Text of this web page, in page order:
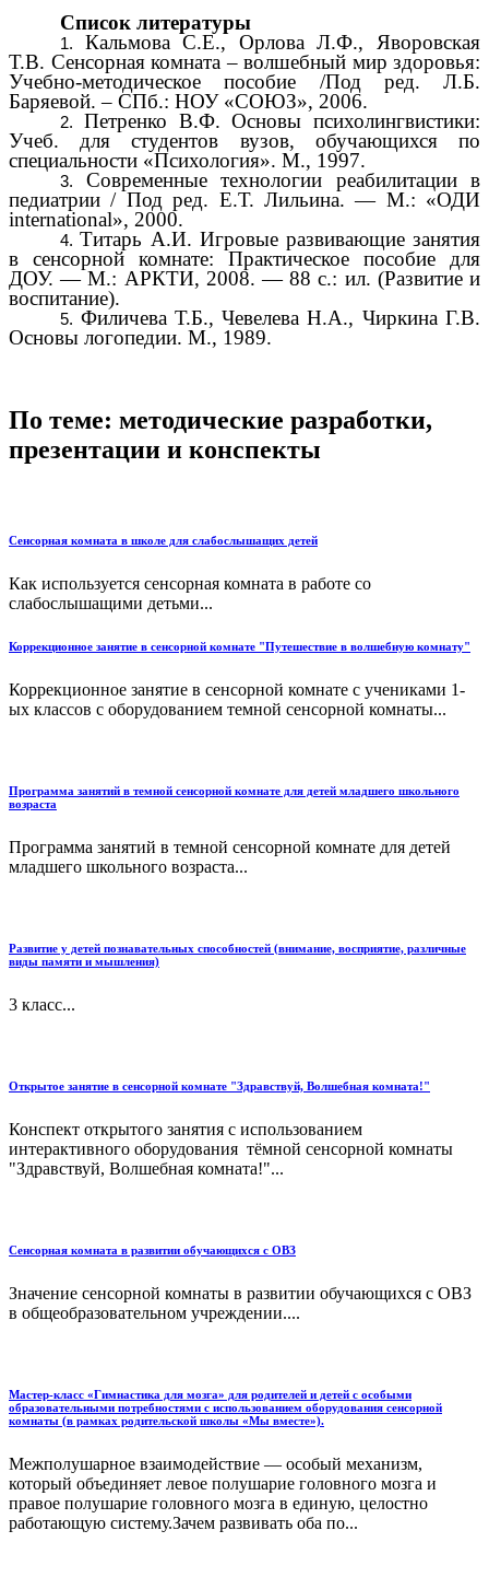
Список литературы
Кальмова С.Е., Орлова Л.Ф., Яворовская
Т.В. Сенсорная комната – волшебный мир здоровья:
Учебно-методическое пособие /Под ред. Л.Б.
Баряевой. – СПб.: НОУ «СОЮЗ», 2006.
Петренко В.Ф. Основы психолингвистики:
Учеб. для студентов вузов, обучающихся по
специальности «Психология». М., 1997.
Современные технологии реабилитации в
педиатрии / Под ред. Е.Т. Лильина. — М.: «ОДИ
international», 2000.
Титарь А.И. Игровые развивающие занятия
в сенсорной комнате: Практическое пособие для
ДОУ. — М.: АРКТИ, 2008. — 88 с.: ил. (Развитие и
воспитание).
Филичева Т.Б., Чевелева Н.А., Чиркина Г.В.
Основы логопедии. М., 1989.
По теме: методические разработки,
презентации и конспекты
Сенсорная комната в школе для слабослышащих детей
Как используется сенсорная комната в работе со
слабослышащими детьми...
Коррекционное занятие в сенсорной комнате "Путешествие в волшебную комнату"
Коррекционное занятие в сенсорной комнате с учениками 1-
ых классов с оборудованием темной сенсорной комнаты...
Программа занятий в темной сенсорной комнате для детей младшего школьного
возраста
Программа занятий в темной сенсорной комнате для детей
младшего школьного возраста...
Развитие у детей познавательных способностей (внимание, восприятие, различные
виды памяти и мышления)
3 класс...
Открытое занятие в сенсорной комнате "Здравствуй, Волшебная комната!"
Конспект открытого занятия с использованием
интерактивного оборудования тёмной сенсорной комнаты
"Здравствуй, Волшебная комната!"...
Сенсорная комната в развитии обучающихся с ОВЗ
Значение сенсорной комнаты в развитии обучающихся с ОВЗ
в общеобразовательном учреждении....
Мастер-класс «Гимнастика для мозга» для родителей и детей с особыми
образовательными потребностями с использованием оборудования сенсорной
комнаты (в рамках родительской школы «Мы вместе»).
Межполушарное взаимодействие — особый механизм,
который объединяет левое полушарие головного мозга и
правое полушарие головного мозга в единую, целостно
работающую систему.Зачем развивать оба по...